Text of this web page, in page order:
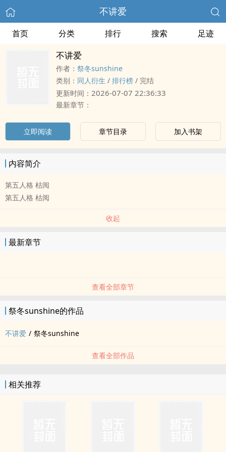
不讲爱
首页 分类 排行 搜索 足迹
不讲爱
作者： 祭冬sunshine
类别： ‎同‍人‍‌‎衍生 / 排行榜 / 完结
更新时间： 2026-07-07 22:36:33
最新章节：
立即阅读 章节目录 加入书架
内容简介
第五人格 枯阅
第五人格 枯阅
收起
最新章节
查看全部章节
祭冬sunshine的作品
不讲爱 / 祭冬sunshine
查看全部作品
相关推荐